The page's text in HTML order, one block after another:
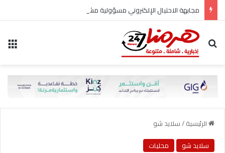
مجابهة الاحتيال الإلكتروني مسؤولية مشتركة
بحث عن
الرئيسية/سلايد شو
سلايد شو
محليات